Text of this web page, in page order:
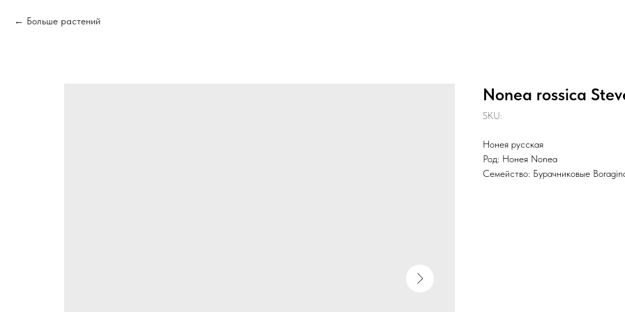
Больше растений
Nonea rossica
SKU:
Нонея русская
Род: Нонея Nonea
Семейство: Бурачниковые